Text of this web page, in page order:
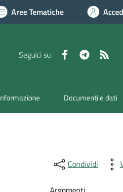
Aree Tematiche
Seguici su FacebookTelegram
Documenti e dati
Condividi